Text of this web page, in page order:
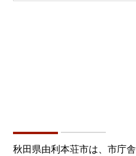
秋田県由利本荘市は、市庁